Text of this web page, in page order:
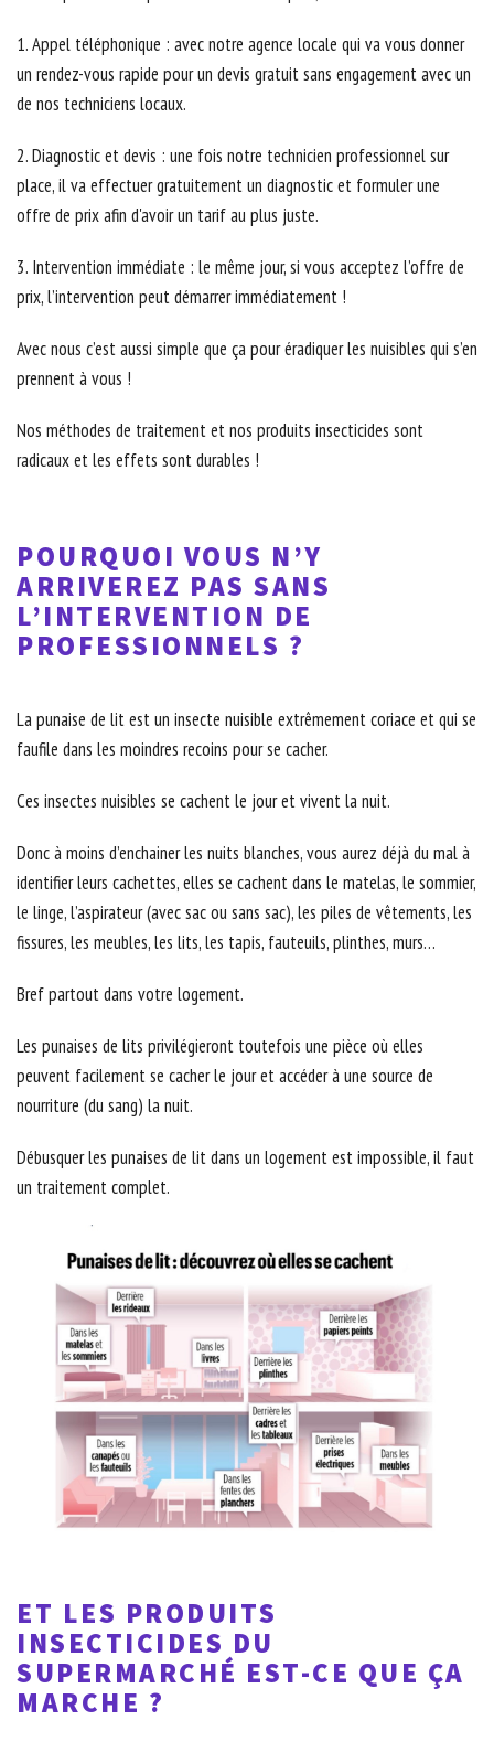
1. Appel téléphonique : avec notre agence locale qui va vous donner
un rendez-vous rapide pour un devis gratuit sans engagement avec un
de nos techniciens locaux.
2. Diagnostic et devis : une fois notre technicien professionnel sur
place, il va effectuer gratuitement un diagnostic et formuler une
offre de prix afin d'avoir un tarif au plus juste.
3. Intervention immédiate : le même jour, si vous acceptez l’offre de
prix, l’intervention peut démarrer immédiatement !
Avec nous c’est aussi simple que ça pour éradiquer les nuisibles qui s’en
prennent à vous !
Nos méthodes de traitement et nos produits insecticides sont
radicaux et les effets sont durables !
POURQUOI VOUS N’Y
ARRIVEREZ PAS SANS
L’INTERVENTION DE
PROFESSIONNELS ?
La punaise de lit est un insecte nuisible extrêmement coriace et qui se
faufile dans les moindres recoins pour se cacher.
Ces insectes nuisibles se cachent le jour et vivent la nuit.
Donc à moins d’enchainer les nuits blanches, vous aurez déjà du mal à
identifier leurs cachettes, elles se cachent dans le matelas, le sommier,
le linge, l’aspirateur (avec sac ou sans sac), les piles de vêtements, les
fissures, les meubles, les lits, les tapis, fauteuils, plinthes, murs…
Bref partout dans votre logement.
Les punaises de lits privilégieront toutefois une pièce où elles
peuvent facilement se cacher le jour et accéder à une source de
nourriture (du sang) la nuit.
Débusquer les punaises de lit dans un logement est impossible, il faut
un traitement complet.
ET LES PRODUITS
INSECTICIDES DU
SUPERMARCHÉ EST-CE QUE ÇA
MARCHE ?